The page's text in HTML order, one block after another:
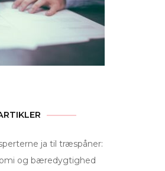
ja til træspåner:
og bæredygtighed